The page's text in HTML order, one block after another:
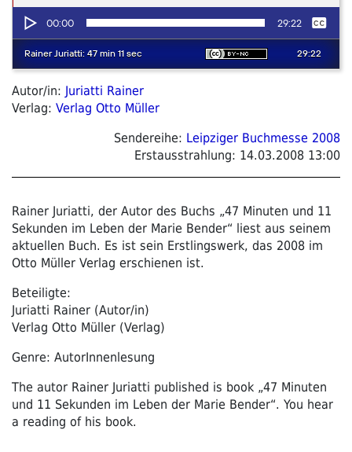
Autor/in: Juriatti Rainer
Verlag: Verlag Otto Müller
Sendereihe: Leipziger Buchmesse 2008
Erstausstrahlung: 14.03.2008 13:00
Rainer Juriatti, der Autor des Buchs „47 Minuten und 11
Sekunden im Leben der Marie Bender“ liest aus seinem
aktuellen Buch. Es ist sein Erstlingswerk, das 2008 im
Otto Müller Verlag erschienen ist.
Beteiligte:
Juriatti Rainer (Autor/in)
Verlag Otto Müller (Verlag)
Genre: AutorInnenlesung
The autor Rainer Juriatti published is book „47 Minuten
und 11 Sekunden im Leben der Marie Bender“. You hear
a reading of his book.